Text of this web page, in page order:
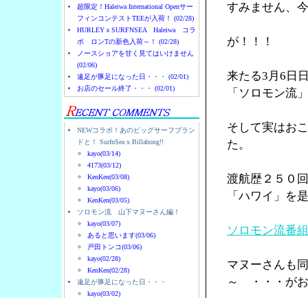
超限定！Haleiwa International Openサー
フィンコンテストTEEが入荷！ (02/28)
HURLEYｘSURFNSEA Haleiwa コラ
ボ ロンTの新色入荷～！ (02/28)
ノースショアを甘く見てはいけません
(02/06)
遠足が豚足になった日・・・ (02/01)
お店のセール終了・・・ (02/01)
NEWコラボ！あのビッグサーフブラン
ドと！ SurfnSea x Billabong!!
kayo(03/14)
4173(03/12)
KenKen(03/08)
kayo(03/06)
KenKen(03/05)
ソロモン流 山下マヌーさん編！
kayo(03/07)
あると思います(03/06)
戸田トンコ(03/06)
kayo(02/28)
KenKen(02/28)
遠足が豚足になった日・・・
kayo(03/02)
すみません、
が！！！
来たる3月6日
「ソロモン流
そして実はお
た。
渡航歴２５０
「ハワイ」を
ソロモン流番
マヌーさんも
～ ・・・がお